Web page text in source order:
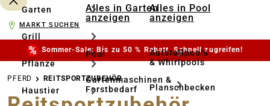
Garten
Grill
Pflanze
Haustier
Alles in Garten
anzeigen
Pool
Gartenmaschinen &
Forstbedarf
Alles in Pool
anzeigen
Aufstellpools
& Whirlpools
Planschbecken
MARKT SUCHEN
Sommer-Sale: Bis zu 50 % Rabatt. Schnell zugreifen!
PFERD REITSPORTZUBEHÖR